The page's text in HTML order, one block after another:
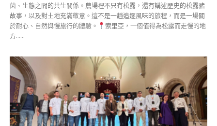
菌、生態之間的共生關係。農場裡不只有松露，還有講述歷史的松露豬
故事，以及對土地充滿敬意。這不是一趟追逐風味的旅程，而是一場關
於耐心、自然與慢旅行的體驗。
索里亞，一個值得為松露而走慢的地
方......